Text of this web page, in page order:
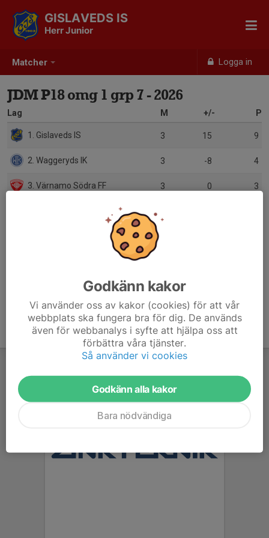
Matcher Logga in
GISLAVEDS IS
Herr Junior
JDM P18 omg 1 grp 7 - 2026
Lag M +/- P
1. Gislaveds IS 3 15 9
2. Waggeryds IK 3 -8 4
3. Värnamo Södra FF 3 0 3
Godkänn kakor
Vi använder oss av kakor (cookies) för att vår
webbplats ska fungera bra för dig. De används
även för webbanalys i syfte att hjälpa oss att
förbättra våra tjänster.
Så använder vi cookies
Godkänn alla kakor
Bara nödvändiga